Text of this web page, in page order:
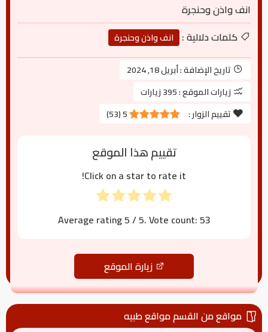
انف واذن وحنجرة
كلمات دلالية :
انف واذن وحنجرة
تاريخ الإضافة :أبريل 18, 2024
زيارات الموقع :395 زيارات
تقييم الزوار :
5
(
53
)
تقييم هذا الموقع
Click on a star to rate it!
Average rating5/ 5. Vote count:53
زيارة الموقع
مواقع من القسم مواقع طبيه